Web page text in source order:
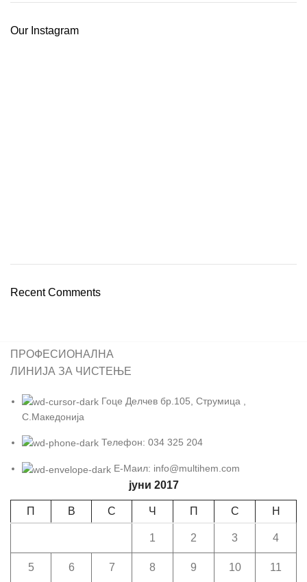
Our Instagram
Recent Comments
ПРОФЕСИОНАЛНА
ЛИНИЈА ЗА ЧИСТЕЊЕ
Гоце Делчев бр.105, Струмица ,
С.Македонија
Телефон: 034 325 204
Е-Маил: info@multihem.com
јуни 2017
П В С Ч П С Н
1 2 3 4
5 6 7 8 9 10 11